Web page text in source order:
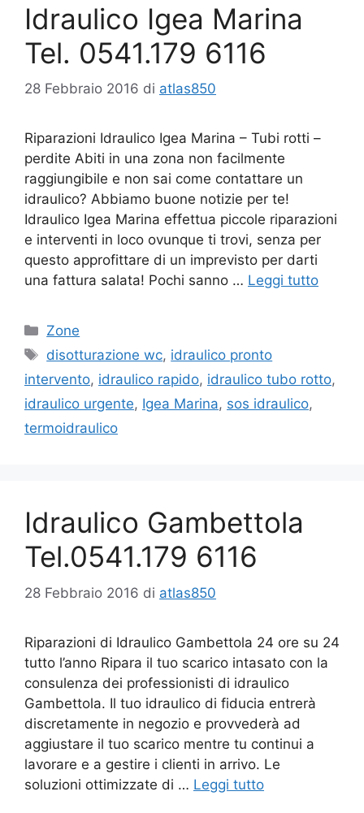
Idraulico Igea Marina
Tel. 0541.179 6116
28 Febbraio 2016 di atlas850
Riparazioni Idraulico Igea Marina – Tubi rotti –
perdite Abiti in una zona non facilmente
raggiungibile e non sai come contattare un
idraulico? Abbiamo buone notizie per te!
Idraulico Igea Marina effettua piccole riparazioni
e interventi in loco ovunque ti trovi, senza per
questo approfittare di un imprevisto per darti
una fattura salata! Pochi sanno … Leggi tutto
Categorie
Zone
Tag
disotturazione wc, idraulico pronto
intervento, idraulico rapido, idraulico tubo rotto,
idraulico urgente, Igea Marina, sos idraulico,
termoidraulico
Idraulico Gambettola
Tel.0541.179 6116
28 Febbraio 2016 di atlas850
Riparazioni di Idraulico Gambettola 24 ore su 24
tutto l’anno Ripara il tuo scarico intasato con la
consulenza dei professionisti di idraulico
Gambettola. Il tuo idraulico di fiducia entrerà
discretamente in negozio e provvederà ad
aggiustare il tuo scarico mentre tu continui a
lavorare e a gestire i clienti in arrivo. Le
soluzioni ottimizzate di … Leggi tutto